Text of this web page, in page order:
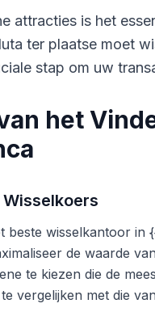
attracties is het
ter plaatse moet
stap om uw
het
beste wisselkantoor
de waarde
te kiezen die de
vergelijken met die